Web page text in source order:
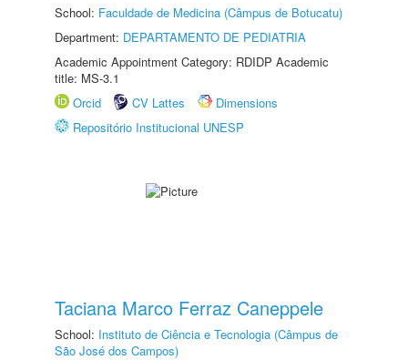
School: Faculdade de Medicina (Câmpus de Botucatu)
Department: DEPARTAMENTO DE PEDIATRIA
Academic Appointment Category: RDIDP Academic
title: MS-3.1
Orcid
CV Lattes
Dimensions
Repositório Institucional UNESP
Taciana Marco Ferraz Caneppele
School: Instituto de Ciência e Tecnologia (Câmpus de
São José dos Campos)